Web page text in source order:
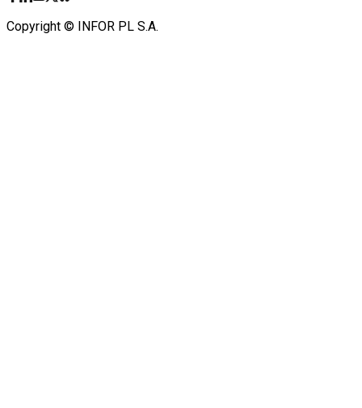
Copyright © INFOR PL S.A.